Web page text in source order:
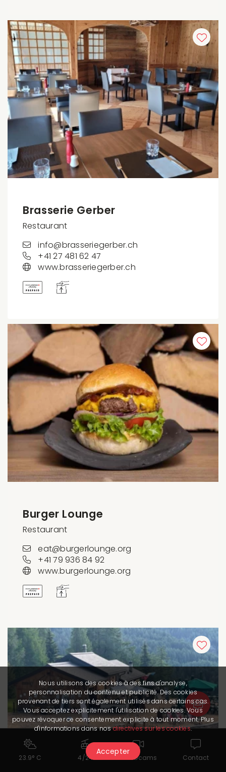
Brasserie Gerber
Restaurant
info@brasseriegerber.ch
+41 27 481 62 47
www.brasseriegerber.ch
Burger Lounge
Restaurant
eat@burgerlounge.org
+41 79 936 84 92
www.burgerlounge.org
23.9° C 4/24 Webcams Contact
Nous utilisons des cookies à des fins d'analyse,
personnalisation du contenu et publicité. Des cookies
provenant de tiers sont également utilisés dans certains cas.
Vous acceptez explicitement l'utilisation de cookies. Vous
pouvez révoquer ce consentement explicite à tout moment. Plus
d'informations dans nosdirectives sur les cookies.
Accepter